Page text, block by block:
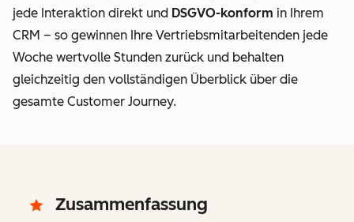
jede Interaktion direkt und DSGVO-konform in Ihrem
CRM – so gewinnen Ihre Vertriebsmitarbeitenden jede
Woche wertvolle Stunden zurück und behalten
gleichzeitig den vollständigen Überblick über die
gesamte Customer Journey.
Zusammenfassung